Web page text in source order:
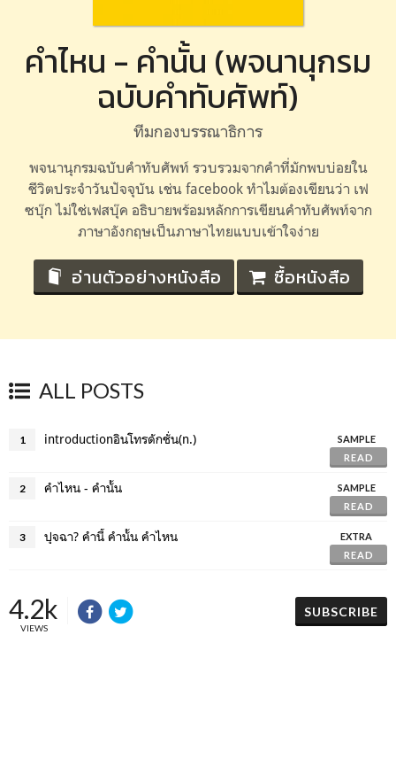
คำไหน - คำนั้น (พจนานุกรม
ฉบับคำทับศัพท์)
ทีมกองบรรณาธิการ
พจนานุกรมฉบับคำทับศัพท์ รวบรวมจากคำที่มักพบบ่อยใน
ชีวิตประจำวันปัจจุบัน เช่น facebook ทำไมต้องเขียนว่า เฟ
ซบุ๊ก ไม่ใช่เฟสบุ๊ค อธิบายพร้อมหลักการเขียนคำทับศัพท์จาก
ภาษาอังกฤษเป็นภาษาไทยแบบเข้าใจง่าย
อ่านตัวอย่างหนังสือ ซื้อหนังสือ
ALL POSTS
1 introductionอินโทรดักชั่น(n.)
SAMPLE
READ
2 คำไหน - คำนั้น
SAMPLE
READ
3 ปุจฉา? คำนี้ คำนั้น คำไหน
EXTRA
READ
4.2k
VIEWS
SUBSCRIBE